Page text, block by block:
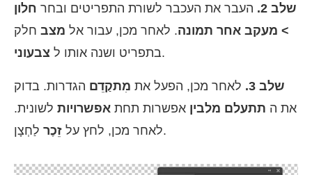
שלב 2. העבר את העכבר לשורת התפריטים ובחר חלון
> מעקב אחר תמונה. לאחר מכן, עבור אל מצב חלק
בתפריט ושנה אותו ל צבעוני .
שלב 3. לאחר מכן, הפעל את מִתקַדֵם הגדרות. בדוק
את ה תתעלם מלבין אפשרות תחת אפשרויות לשונית.
לאחר מכן, לחץ על זֵכֶר לַחְצָן.